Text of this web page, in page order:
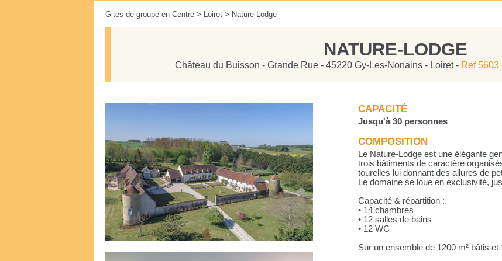
Gites de groupe en Centre > Loiret > Nature-Lodge
NATURE-LODGE
Château du Buisson - Grande Rue - 45220 Gy-Les-Nonains - Loiret - Ref 5603
CAPACITÉ
Jusqu'à 30 personnes
COMPOSITION
Le Nature-Lodge est une élégante
trois bâtiments de caractère
tourelles lui donnant des allures de
Le domaine se loue en exclusivité,
Capacité & répartition :
• 14 chambres
• 12 salles de bains
• 12 WC
Sur un ensemble de 1200 m² bâtis